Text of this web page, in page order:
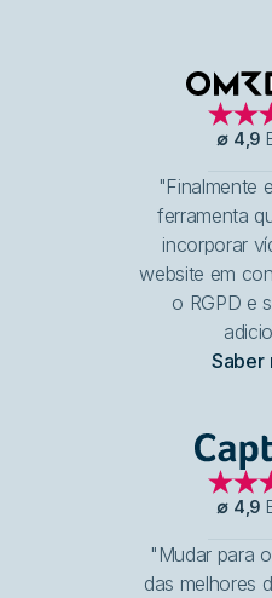
∅ 4,9
"Finalmente
ferramenta
incorporar
website em
o RGPD e
Saber
∅ 4,9
"Mudar para
das melhores